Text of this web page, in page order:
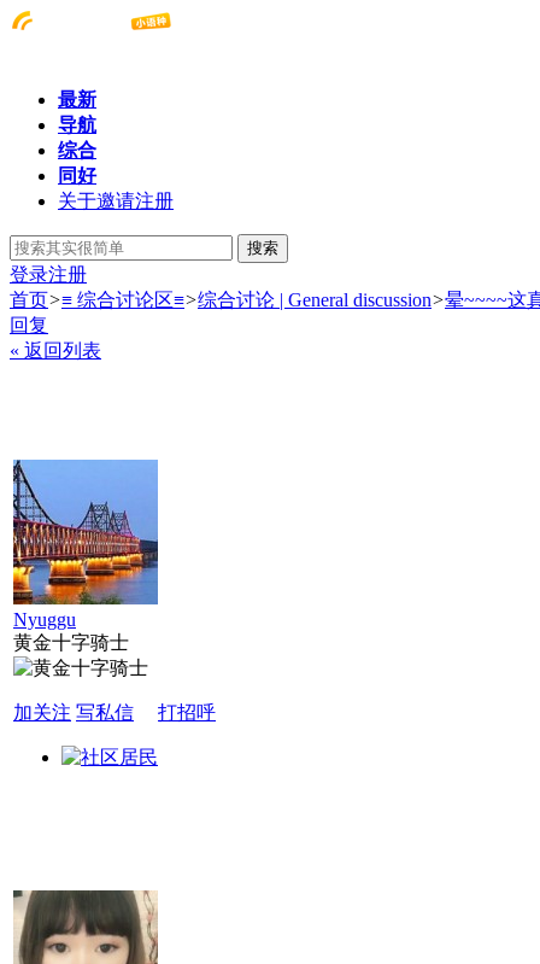
最新
导航
综合
同好
关于邀请注册
搜索
登录注册
首页>≡ 综合讨论区≡>综合讨论 | General discussion>晕~~~~这
回复
« 返回列表
Nyuggu
黄金十字骑士
加关注 写私信 打招呼